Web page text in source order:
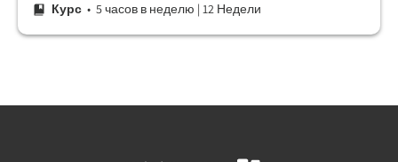
Курс • 5 часов в неделю | 12 Недели